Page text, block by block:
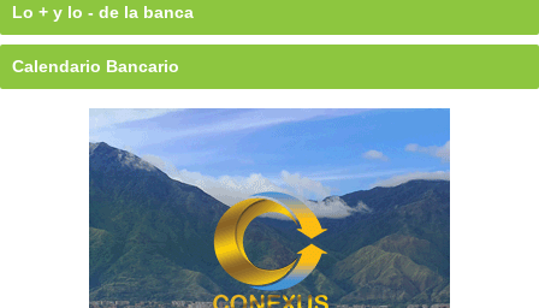
Lo + y lo - de la banca
Calendario Bancario